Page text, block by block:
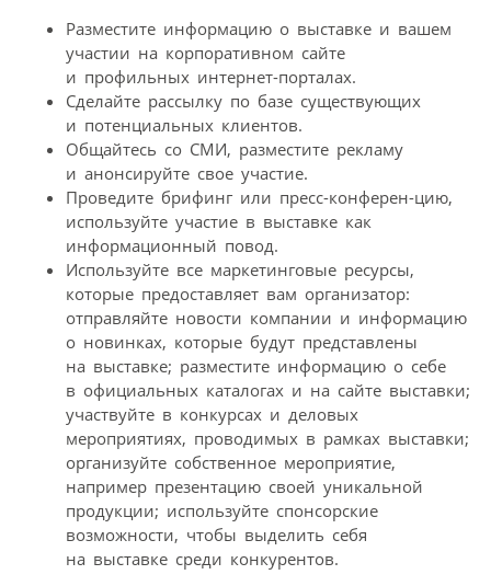
Разместите информацию о выставке и вашем
участии на корпоративном сайте
и профильных интернет-порталах.
Сделайте рассылку по базе существующих
и потенциальных клиентов.
Общайтесь со СМИ, разместите рекламу
и анонсируйте свое участие.
Проведите брифинг или пресс-конферен-цию,
используйте участие в выставке как
информационный повод.
Используйте все маркетинговые ресурсы,
которые предоставляет вам организатор:
отправляйте новости компании и информацию
о новинках, которые будут представлены
на выставке; разместите информацию о себе
в официальных каталогах и на сайте выставки;
участвуйте в конкурсах и деловых
мероприятиях, проводимых в рамках выставки;
организуйте собственное мероприятие,
например презентацию своей уникальной
продукции; используйте спонсорские
возможности, чтобы выделить себя
на выставке среди конкурентов.